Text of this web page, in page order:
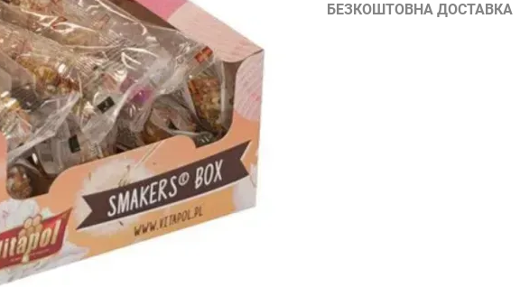
БЕЗКОШТОВНА ДОСТАВКА